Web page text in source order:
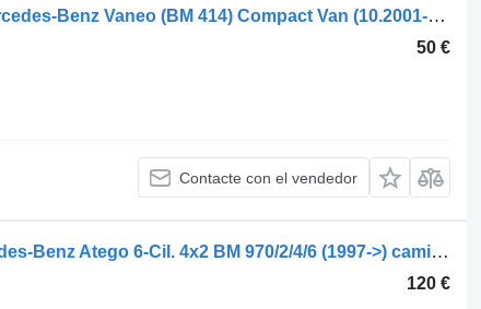
A 414 820 04 64 piloto trasero para Mercedes-Benz Vaneo (BM 414) Compact Van (10.2001->) camión
50 €
Contacte con el vendedor
0301081315 faro delantero para Mercedes-Benz Atego 6-Cil. 4x2 BM 970/2/4/6 (1997->) camión
120 €